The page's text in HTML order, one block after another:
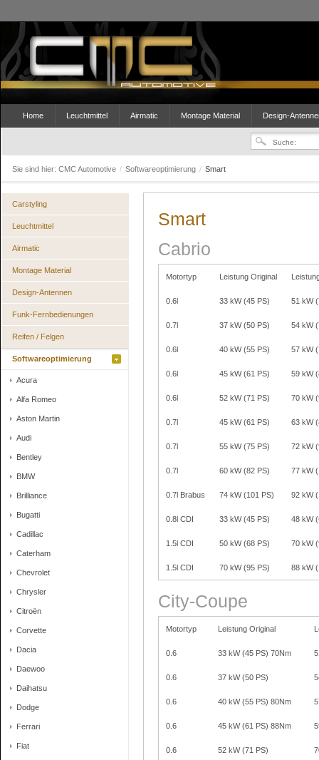
Home Leuchtmittel Airmatic Montage Material Design-
Sie sind hier: CMC Automotive / Softwareoptimierung / Smart
Carstyling
Leuchtmittel
Airmatic
Montage Material
Design-Antennen
Funk-Fernbedienungen
Reifen / Felgen
Softwareoptimierung
Acura
Alfa Romeo
Aston Martin
Audi
Bentley
BMW
Brilliance
Bugatti
Cadillac
Caterham
Chevrolet
Chrysler
Citroën
Corvette
Dacia
Daewoo
Daihatsu
Dodge
Ferrari
Fiat
Smart
Cabrio
Motortyp Leistung Original
0.6l 33 kW (45 PS) 51 kW
0.7l 37 kW (50 PS) 54 kW
0.6l 40 kW (55 PS) 57 kW
0.6l 45 kW (61 PS) 59 kW
0.6l 52 kW (71 PS) 70 kW
0.7l 45 kW (61 PS) 63 kW
0.7l 55 kW (75 PS) 72 kW
0.7l 60 kW (82 PS) 77 kW
0.7l Brabus 74 kW (101 PS) 92 kW
0.8l CDI 33 kW (45 PS) 48 kW
1.5l CDI 50 kW (68 PS) 70 kW
1.5l CDI 70 kW (95 PS) 88 kW
City-Coupe
Motortyp Leistung Original
0.6 33 kW (45 PS) 70Nm
0.6 37 kW (50 PS)
0.6 40 kW (55 PS) 80Nm
0.6 45 kW (61 PS) 88Nm
0.6 52 kW (71 PS)